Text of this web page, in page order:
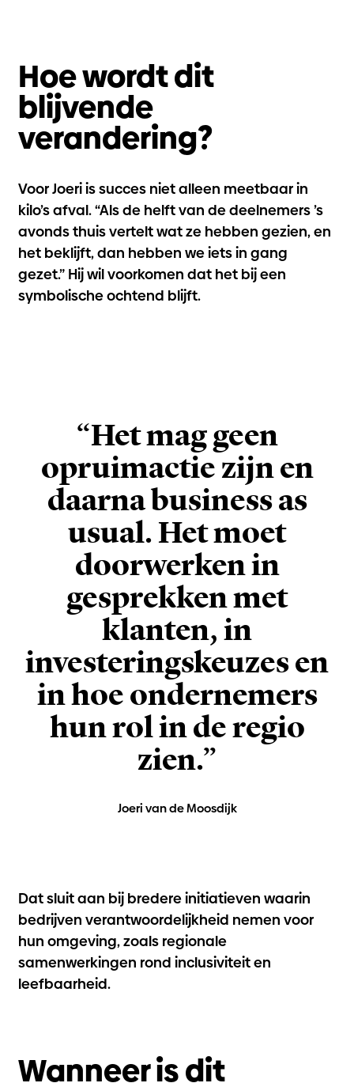
Hoe wordt dit
blijvende
verandering?
Voor Joeri is succes niet alleen meetbaar in
kilo’s afval. “Als de helft van de deelnemers ’s
avonds thuis vertelt wat ze hebben gezien, en
het beklijft, dan hebben we iets in gang
gezet.” Hij wil voorkomen dat het bij een
symbolische ochtend blijft.
“Het mag geen
opruimactie zijn en
daarna business as
usual. Het moet
doorwerken in
gesprekken met
klanten, in
investeringskeuzes en
in hoe ondernemers
hun rol in de regio
zien.”
Joeri van de Moosdijk
Dat sluit aan bij bredere initiatieven waarin
bedrijven verantwoordelijkheid nemen voor
hun omgeving, zoals regionale
samenwerkingen rond inclusiviteit en
leefbaarheid.
Wanneer is dit